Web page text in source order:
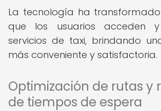
La tecnología ha
que los usuarios acceden
servicios de taxi, brindando
más conveniente y satisfactoria.
Optimización de rutas y
de tiempos de espera